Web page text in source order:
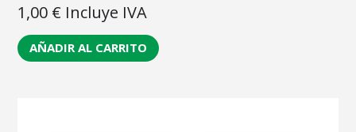
1,00 € Incluye IVA
AÑADIR AL CARRITO